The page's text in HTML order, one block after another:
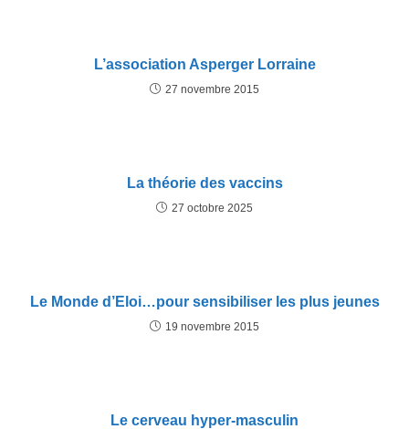
L’association Asperger Lorraine
27 novembre 2015
La théorie des vaccins
27 octobre 2025
Le Monde d’Eloi…pour sensibiliser les plus jeunes
19 novembre 2015
Le cerveau hyper-masculin